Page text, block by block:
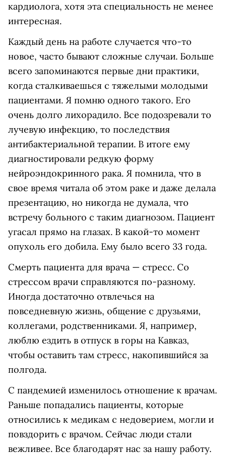
кардиолога, хотя эта специальность не менее
интересная.
Каждый день на работе случается что-то
новое, часто бывают сложные случаи. Больше
всего запоминаются первые дни практики,
когда сталкиваешься с тяжелыми молодыми
пациентами. Я помню одного такого. Его
очень долго лихорадило. Все подозревали то
лучевую инфекцию, то последствия
антибактериальной терапии. В итоге ему
диагностировали редкую форму
нейроэндокринного рака. Я помнила, что в
свое время читала об этом раке и даже делала
презентацию, но никогда не думала, что
встречу больного с таким диагнозом. Пациент
угасал прямо на глазах. В какой-то момент
опухоль его добила. Ему было всего 33 года.
Смерть пациента для врача — стресс. Со
стрессом врачи справляются по-разному.
Иногда достаточно отвлечься на
повседневную жизнь, общение с друзьями,
коллегами, родственниками. Я, например,
люблю ездить в отпуск в горы на Кавказ,
чтобы оставить там стресс, накопившийся за
полгода.
С пандемией изменилось отношение к врачам.
Раньше попадались пациенты, которые
относились к медикам с недоверием, могли и
повздорить с врачом. Сейчас люди стали
вежливее. Все благодарят нас за нашу работу.